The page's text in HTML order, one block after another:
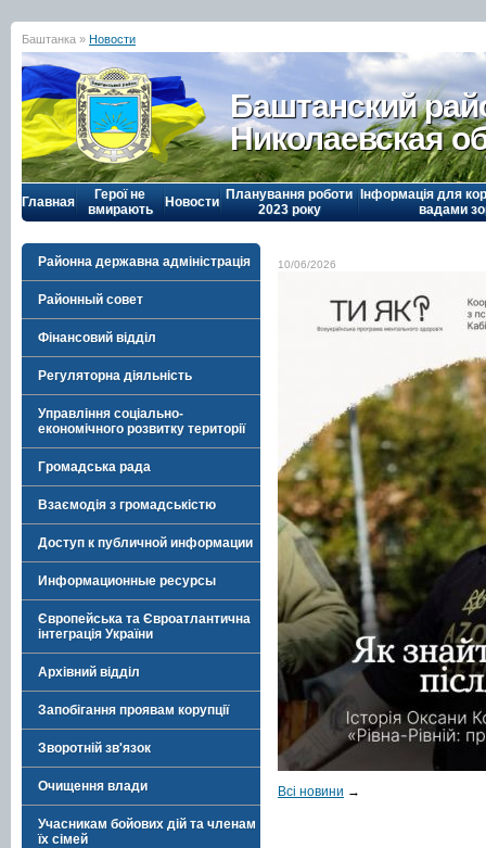
Баштанка » Новости
Баштанский
Николаевская
Главная
Герої не
вмирають
Новости Планування роботи
2023 року
Інформація для
вадами
Районна державна адміністрація
Районный совет
Фінансовий відділ
Регуляторна діяльність
Управління соціально-
економічного розвитку території
Громадська рада
Взаємодія з громадськістю
Доступ к публичной информации
Информационные ресурсы
Європейська та Євроатлантична
інтеграція України
Архівний відділ
Запобігання проявам корупції
Зворотній зв'язок
Очищення влади
Учасникам бойових дій та членам
їх сімей
10/06/2026
Всі новини →